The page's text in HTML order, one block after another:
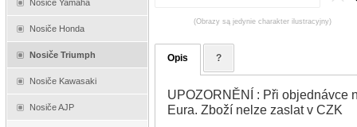
Nosiče Yamaha
Nosiče Honda
Nosiče Triumph
Nosiče Kawasaki
Nosiče AJP
(Obrazy są jedynie charakter ilustracyjny)
Opis ?
UPOZORNĚNÍ : Při objednávce
Eura. Zboží nelze zaslat v CZK